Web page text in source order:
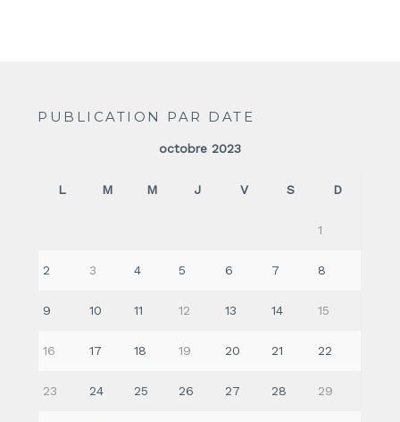
PUBLICATION PAR DATE
octobre 2023
L M M J V S D
1
2 3 4 5 6 7 8
9 10 11 12 13 14 15
16 17 18 19 20 21 22
23 24 25 26 27 28 29